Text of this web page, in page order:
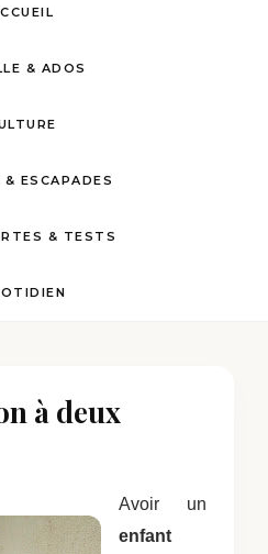
& ADOS
ESCAPADES
& TESTS
à deux
Avoir un
enfant